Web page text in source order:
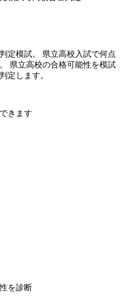
定模試。 県立高校入試で何点
県立高校の合格可能性を模試
定します。
きます
を診断